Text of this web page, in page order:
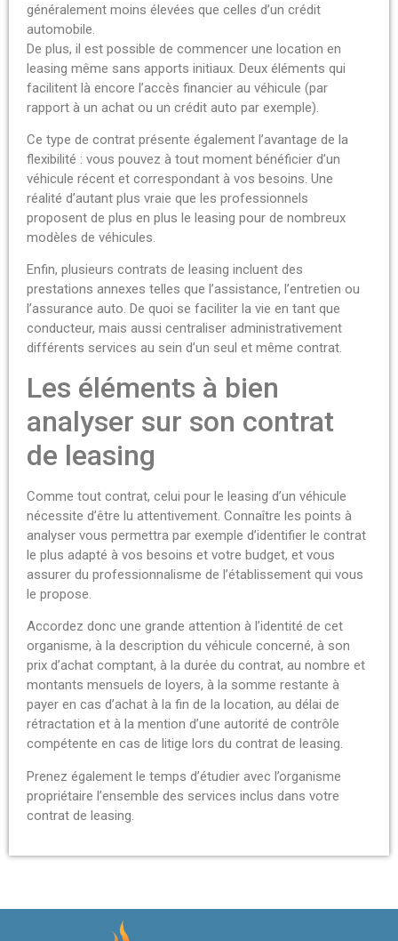
généralement moins élevées que celles d’un crédit
automobile.
De plus, il est possible de commencer une location en
leasing même sans apports initiaux. Deux éléments qui
facilitent là encore l’accès financier au véhicule (par
rapport à un achat ou un crédit auto par exemple).
Ce type de contrat présente également l’avantage de la
flexibilité : vous pouvez à tout moment bénéficier d’un
véhicule récent et correspondant à vos besoins. Une
réalité d’autant plus vraie que les professionnels
proposent de plus en plus le leasing pour de nombreux
modèles de véhicules.
Enfin, plusieurs contrats de leasing incluent des
prestations annexes telles que l’assistance, l’entretien ou
l’assurance auto. De quoi se faciliter la vie en tant que
conducteur, mais aussi centraliser administrativement
différents services au sein d’un seul et même contrat.
Les éléments à bien
analyser sur son contrat
de leasing
Comme tout contrat, celui pour le leasing d’un véhicule
nécessite d’être lu attentivement. Connaître les points à
analyser vous permettra par exemple d’identifier le contrat
le plus adapté à vos besoins et votre budget, et vous
assurer du professionnalisme de l’établissement qui vous
le propose.
Accordez donc une grande attention à l’identité de cet
organisme, à la description du véhicule concerné, à son
prix d’achat comptant, à la durée du contrat, au nombre et
montants mensuels de loyers, à la somme restante à
payer en cas d’achat à la fin de la location, au délai de
rétractation et à la mention d’une autorité de contrôle
compétente en cas de litige lors du contrat de leasing.
Prenez également le temps d’étudier avec l’organisme
propriétaire l’ensemble des services inclus dans votre
contrat de leasing.